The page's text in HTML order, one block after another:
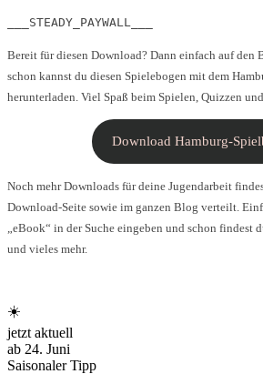
___STEADY_PAYWALL___
Bereit für diesen Download? Dann einfach auf den
schon kannst du diesen Spielebogen mit dem
herunterladen. Viel Spaß beim Spielen, Quizzen
Download Hamburg-
Noch mehr Downloads für deine Jugendarbeit
Download-Seite sowie im ganzen Blog verteilt.
„eBook“ in der Suche eingeben und schon findest
und vieles mehr.
☀️
jetzt aktuell
ab 24. Juni
Saisonaler Tipp